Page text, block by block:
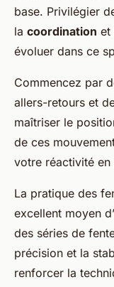
base. Privilégier
la coordination et
évoluer dans ce
Commencez par
allers-retours et
maîtriser le
de ces
votre réactivité en
La pratique des
excellent moyen
des séries de
précision et la
renforcer la